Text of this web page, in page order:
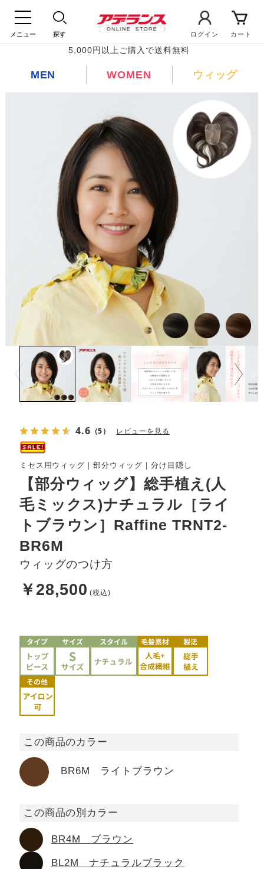
メニュー 探す ログイン カート
5,000円以上ご購入で送料無料
MEN WOMEN ウィッグ
4.6 （5） レビューを見る
【部分ウィッグ】総手植え(人
毛ミックス)ナチュラル［ライ
トブラウン］Raffine TRNT2-
BR6M
ミセス用ウィッグ｜部分ウィッグ｜分け目隠し
ウィッグのつけ方
￥28,500
この商品のカラー
BR6M ライトブラウン
この商品の別カラー
BR4M ブラウン
BL2M ナチュラルブラック